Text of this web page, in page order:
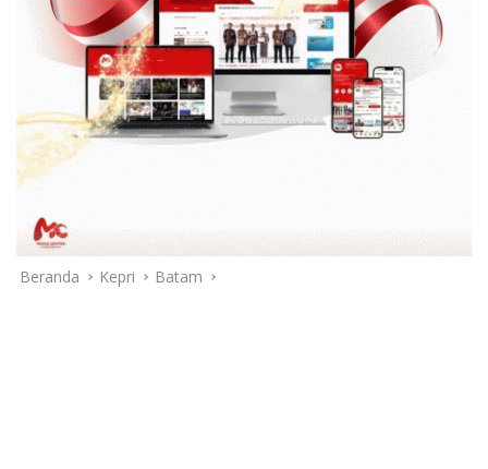
Beranda Kepri Batam